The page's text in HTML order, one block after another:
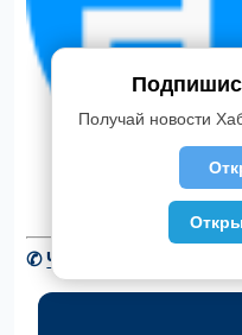
✆Читать новости
Получай новости